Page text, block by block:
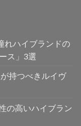
れハイブランドの
ス」3選
持つべきルイヴ
の高いハイブラン